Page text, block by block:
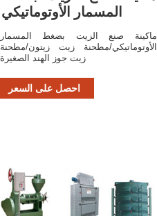
المسمار الأوتوماتيكي
ماكينة صنع الزيت بضغط المسمار
الأوتوماتيكي/مطحنة زيت زيتون/مطحنة
زيت جوز الهند الصغيرة
احصل على السعر